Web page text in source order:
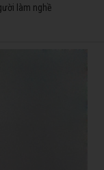
làm nghề